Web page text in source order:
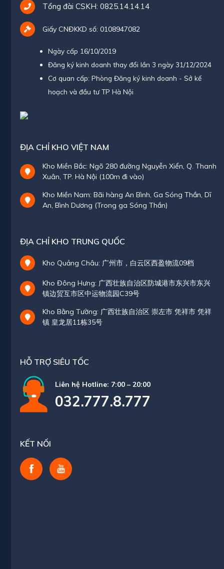
Tổng đài CSKH: 0825.14.14.14
Giấy CNĐKKD số: 0108947082
Ngày cấp 16/10/2019
Đăng ký kinh doanh thay đổi lần 3 ngày 31/12/2024
Cơ quan cấp: Phòng Đăng ký kinh doanh - Sở kế
hoạch và đầu tư TP Hà Nội
ĐỊA CHỈ KHO VIỆT NAM
Kho Miền Bắc: Ngõ 280 đường Nguyễn Xiển, Q. Thanh
Xuân, TP. Hà Nội (100m đi vào)
Kho Miền Nam: Bãi hàng An Bình, Ga Sóng Thần, Dĩ
An, Bình Dương (Trong ga Sóng Thần)
ĐỊA CHỈ KHO TRUNG QUỐC
Kho Quảng Châu: 广州市，白云区西盈物流09档
Kho Đông Hưng: 广西壮族自治区防城港市东兴市东兴
镇边贸互市区中运物流园C39号
Kho Bằng Tường: 广西壮族自治区 崇左市 凭祥市 凭祥
镇 皇龙居11栋35号
HỖ TRỢ SIÊU TỐC
Liên hệ Hotline: 7:00 – 20:00
032.777.8.777
KẾT NỐI